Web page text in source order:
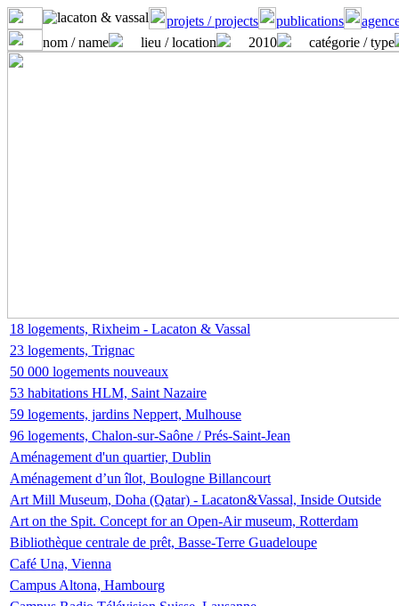
projets / projects publications
nom / name
lieu / location 2010 catégorie / type
18 logements, Rixheim - Lacaton & Vassal
23 logements, Trignac
50 000 logements nouveaux
53 habitations HLM, Saint Nazaire
59 logements, jardins Neppert, Mulhouse
96 logements, Chalon-sur-Saône / Prés-Saint-Jean
Aménagement d'un quartier, Dublin
Aménagement d’un îlot, Boulogne Billancourt
Art Mill Museum, Doha (Qatar) - Lacaton&Vassal, Inside Outside
Art on the Spit. Concept for an Open-Air museum, Rotterdam
Bibliothèque centrale de prêt, Basse-Terre Guadeloupe
Café Una, Vienna
Campus Altona, Hambourg